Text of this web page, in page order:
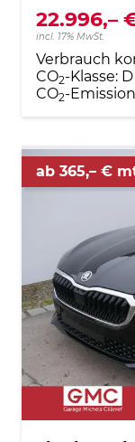
22.996,–
incl. 17% MwSt.
Verbrauch
CO2-Klasse: D
CO2-
ab 365,– €